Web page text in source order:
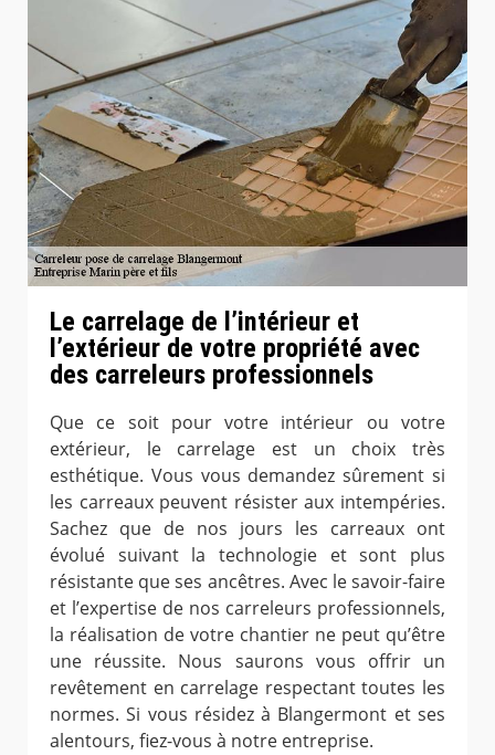
Le carrelage de l’intérieur et
l’extérieur de votre propriété avec
des carreleurs professionnels
Que ce soit pour votre intérieur ou votre
extérieur, le carrelage est un choix très
esthétique. Vous vous demandez sûrement si
les carreaux peuvent résister aux intempéries.
Sachez que de nos jours les carreaux ont
évolué suivant la technologie et sont plus
résistante que ses ancêtres. Avec le savoir-faire
et l’expertise de nos carreleurs professionnels,
la réalisation de votre chantier ne peut qu’être
une réussite. Nous saurons vous offrir un
revêtement en carrelage respectant toutes les
normes. Si vous résidez à Blangermont et ses
alentours, fiez-vous à notre entreprise.